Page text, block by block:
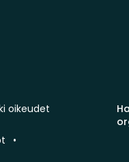
oikeudet